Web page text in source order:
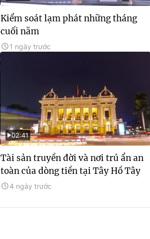
Kiểm soát lạm phát những tháng
cuối năm
1 ngày trước
02:41
Tài sản truyền đời và nơi trú ẩn an
toàn của dòng tiền tại Tây Hồ Tây
4 ngày trước